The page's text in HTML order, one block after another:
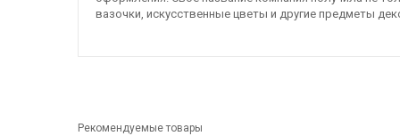
вазочки, искусственные цветы и другие предметы
Рекомендуемые товары